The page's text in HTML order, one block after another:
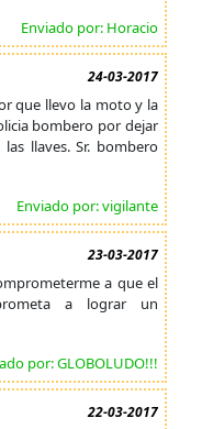
Enviado por: Horacio
24-03-2017
que llevo la moto y la
bombero por dejar
llaves. Sr. bombero
Enviado por: vigilante
23-03-2017
a que el
a lograr un
por: GLOBOLUDO!!!
22-03-2017